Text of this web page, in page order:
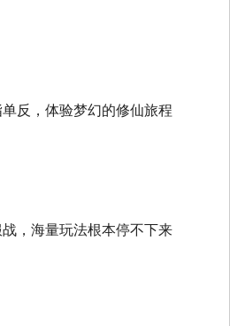
反，体验梦幻的修仙旅程
，海量玩法根本停不下来